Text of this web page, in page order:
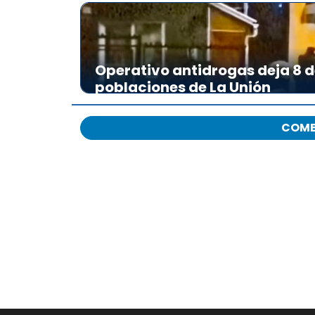
d
i
o
Operativo antidrogas deja 8
poblaciones de La Unión